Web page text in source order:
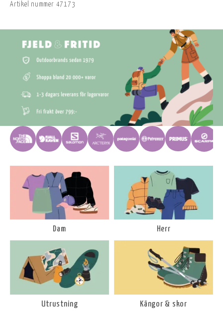
Artikel nummer 47173
Dam Herr
Utrustning Kängor & skor